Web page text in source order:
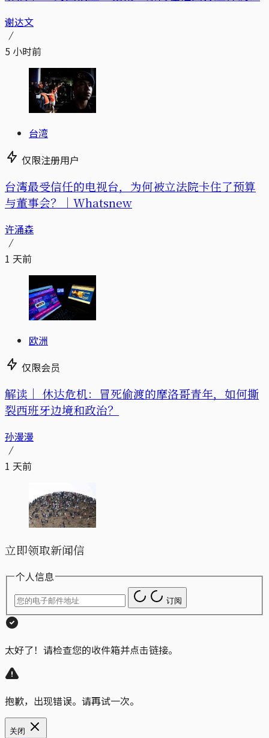
谢达文
5 小时前
台湾
仅限注册用户
台湾最受信任的电视台，为何被立法院卡住了预算
与董事会？｜Whatsnew
许涌森
1 天前
欧洲
仅限会员
解读｜ 休达危机：冒死偷渡的摩洛哥青年，如何撕
裂西班牙边境和政治？
孙漫漫
1 天前
立即领取新闻信
个人信息
订阅
太好了！请检查您的收件箱并点击链接。
抱歉，出现错误。请再试一次。
关闭